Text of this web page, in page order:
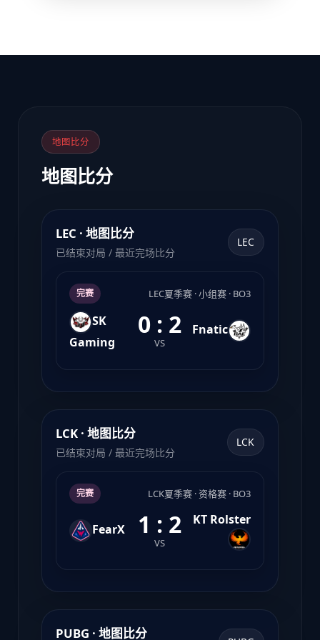
地图比分
地图比分
LEC · 地图比分
已结束对局 / 最近完场比分
LEC
完赛 LEC夏季赛 · 小组赛 · BO3
SK
Gaming
0 : 2
VS
Fnatic
LCK · 地图比分
已结束对局 / 最近完场比分
LCK
完赛 LCK夏季赛 · 资格赛 · BO3
FearX 1 : 2
VS
KT Rolster
PUBG · 地图比分